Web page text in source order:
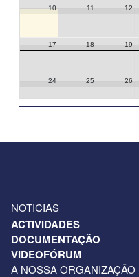
10 11 12
17 18 19
24 25 26
NOTICIAS
ACTIVIDADES
DOCUMENTAÇÃO
VIDEOFÓRUM
A NOSSA ORGANIZAÇÃO